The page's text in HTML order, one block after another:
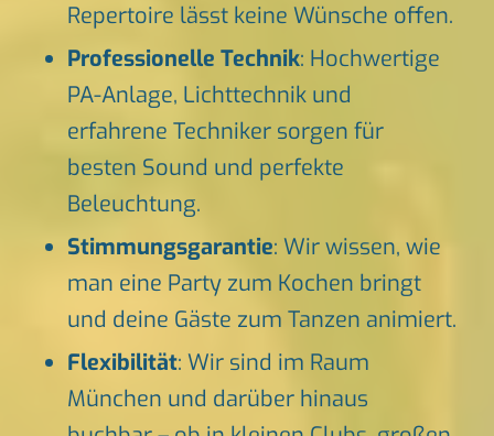
Repertoire lässt keine Wünsche offen.
Professionelle Technik: Hochwertige
PA-Anlage, Lichttechnik und
erfahrene Techniker sorgen für
besten Sound und perfekte
Beleuchtung.
Stimmungsgarantie: Wir wissen, wie
man eine Party zum Kochen bringt
und deine Gäste zum Tanzen animiert.
Flexibilität: Wir sind im Raum
München und darüber hinaus